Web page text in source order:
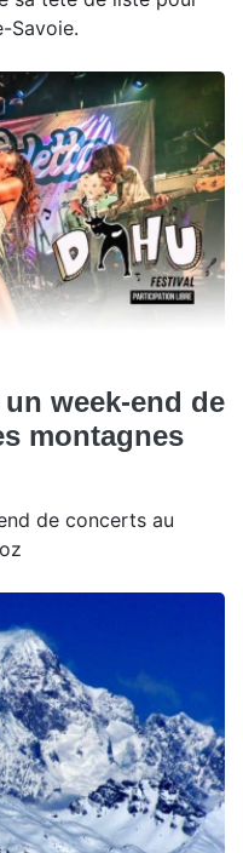
Savoie.
week-end de
montagnes
de concerts au